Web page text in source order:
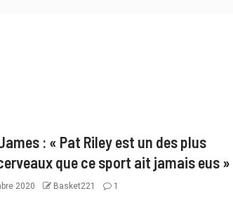
: « Pat Riley est un des plus
que ce sport ait jamais eus »
2020 Basket221 1